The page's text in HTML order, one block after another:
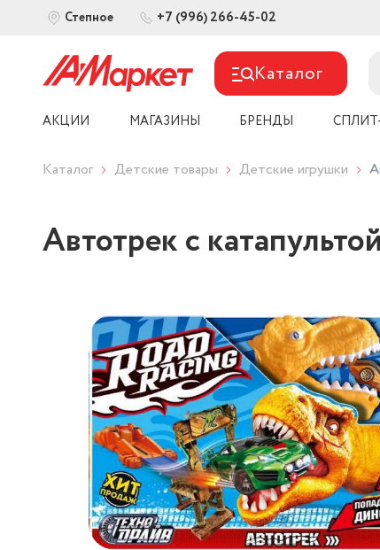
Степное +7 (996) 266-45-02
Каталог
АКЦИИ МАГАЗИНЫ БРЕНДЫ
Каталог Детские товары Детские игрушки
Автотрек с